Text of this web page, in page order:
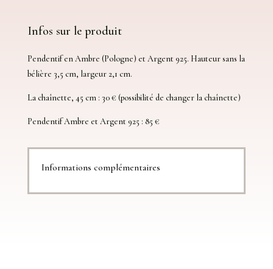
Infos sur le produit
Pendentif en Ambre (Pologne) et Argent 925. Hauteur sans la
bélière 3,5 cm, largeur 2,1 cm.
La chaînette, 45 cm : 30 € (possibilité de changer la chaînette)
Pendentif Ambre et Argent 925 : 85 €
Informations complémentaires